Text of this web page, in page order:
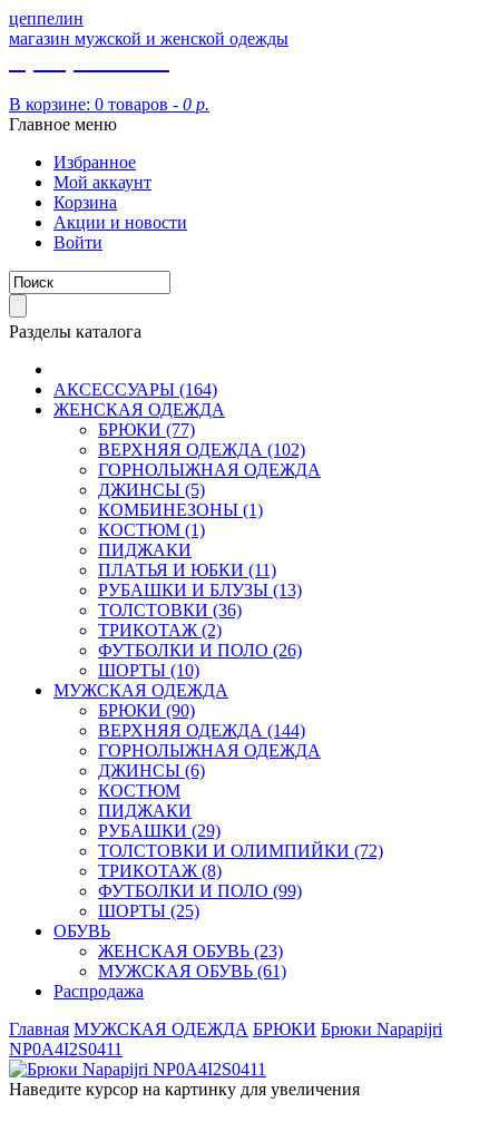
цеппелин
магазин мужской и женской одежды
В корзине: 0 товаров - 0 р.
Главное меню
Избранное
Мой аккаунт
Корзина
Акции и новости
Войти
Разделы каталога
АКСЕССУАРЫ (164)
ЖЕНСКАЯ ОДЕЖДА
БРЮКИ (77)
ВЕРХНЯЯ ОДЕЖДА (102)
ГОРНОЛЫЖНАЯ ОДЕЖДА
ДЖИНСЫ (5)
КОМБИНЕЗОНЫ (1)
КОСТЮМ (1)
ПИДЖАКИ
ПЛАТЬЯ И ЮБКИ (11)
РУБАШКИ И БЛУЗЫ (13)
ТОЛСТОВКИ (36)
ТРИКОТАЖ (2)
ФУТБОЛКИ И ПОЛО (26)
ШОРТЫ (10)
МУЖСКАЯ ОДЕЖДА
БРЮКИ (90)
ВЕРХНЯЯ ОДЕЖДА (144)
ГОРНОЛЫЖНАЯ ОДЕЖДА
ДЖИНСЫ (6)
КОСТЮМ
ПИДЖАКИ
РУБАШКИ (29)
ТОЛСТОВКИ И ОЛИМПИЙКИ (72)
ТРИКОТАЖ (8)
ФУТБОЛКИ И ПОЛО (99)
ШОРТЫ (25)
ОБУВЬ
ЖЕНСКАЯ ОБУВЬ (23)
МУЖСКАЯ ОБУВЬ (61)
Распродажа
Главная МУЖСКАЯ ОДЕЖДА БРЮКИ Брюки Napapijri
NP0A4I2S0411
Наведите курсор на картинку для увеличения